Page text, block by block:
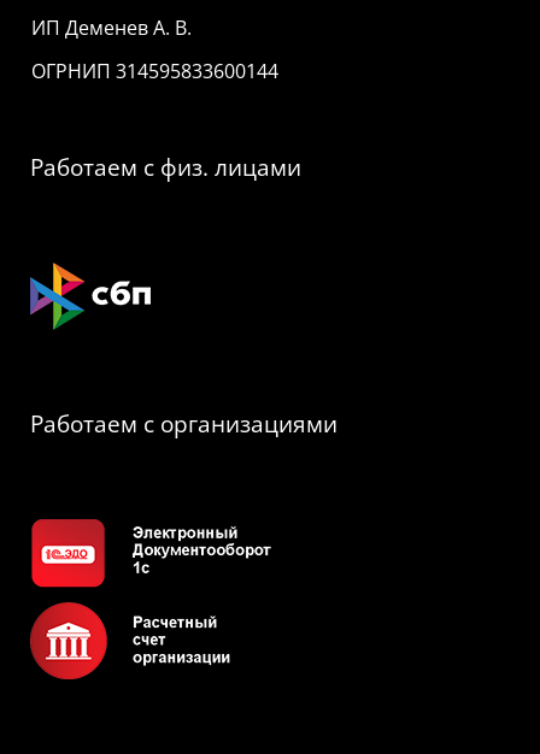
ИП Деменев А. В.
ОГРНИП 314595833600144
Работаем с физ. лицами
Работаем с организациями